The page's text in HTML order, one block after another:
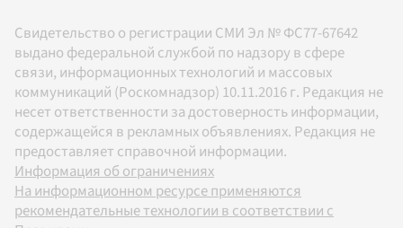
Свидетельство о регистрации СМИ Эл № ФС77-67642
выдано федеральной службой по надзору в сфере
связи, информационных технологий и массовых
коммуникаций (Роскомнадзор) 10.11.2016 г. Редакция не
несет ответственности за достоверность информации,
содержащейся в рекламных объявлениях. Редакция не
предоставляет справочной информации.
Информация об ограничениях
На информационном ресурсе применяются
рекомендательные технологии в соответствии с